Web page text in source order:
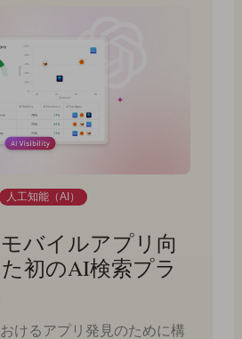
人工知能（AI）
バイルアプリ向
初のAI検索プラ
けるアプリ発見のために構